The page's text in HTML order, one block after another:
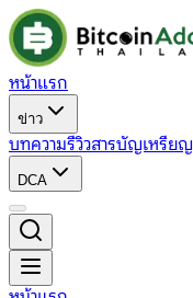
หน้าแรก
ข่าว
บทความรีวิวสารบัญเหรียญ
DCA